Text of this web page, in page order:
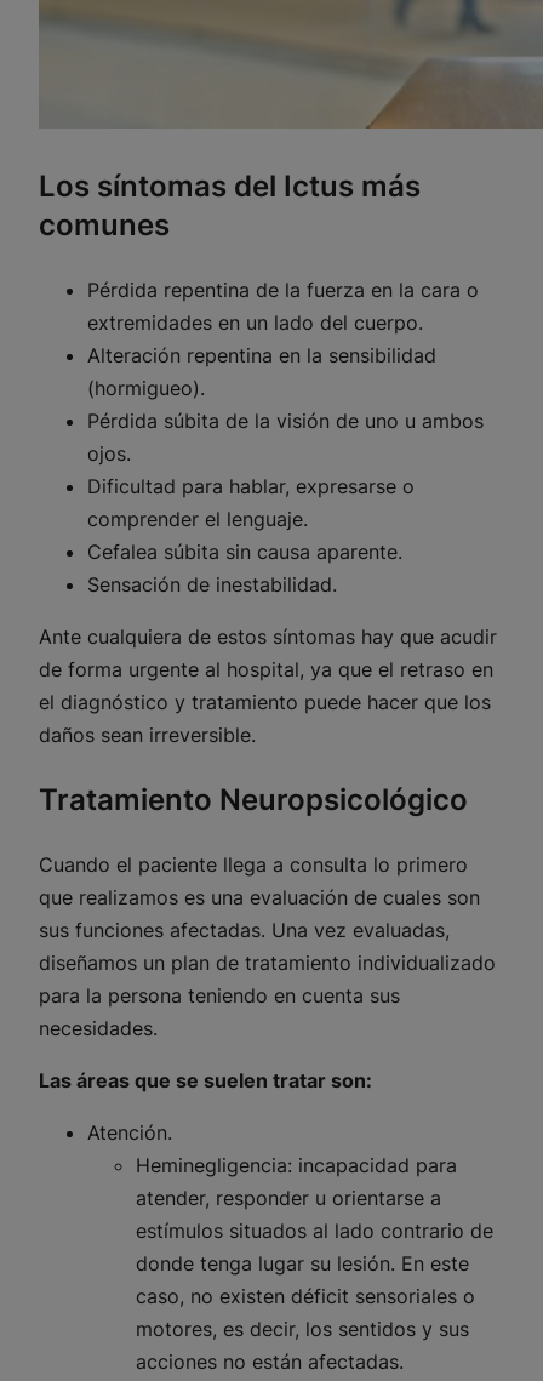
Los síntomas del Ictus más
comunes
Pérdida repentina de la fuerza en la cara o
extremidades en un lado del cuerpo.
Alteración repentina en la sensibilidad
(hormigueo).
Pérdida súbita de la visión de uno u ambos
ojos.
Dificultad para hablar, expresarse o
comprender el lenguaje.
Cefalea súbita sin causa aparente.
Sensación de inestabilidad.
Ante cualquiera de estos síntomas hay que acudir
de forma urgente al hospital, ya que el retraso en
el diagnóstico y tratamiento puede hacer que los
daños sean irreversible.
Tratamiento Neuropsicológico
Cuando el paciente llega a consulta lo primero
que realizamos es una evaluación de cuales son
sus funciones afectadas. Una vez evaluadas,
diseñamos un plan de tratamiento individualizado
para la persona teniendo en cuenta sus
necesidades.
Las áreas que se suelen tratar son:
Atención.
Heminegligencia: incapacidad para
atender, responder u orientarse a
estímulos situados al lado contrario de
donde tenga lugar su lesión. En este
caso, no existen déficit sensoriales o
motores, es decir, los sentidos y sus
acciones no están afectadas.